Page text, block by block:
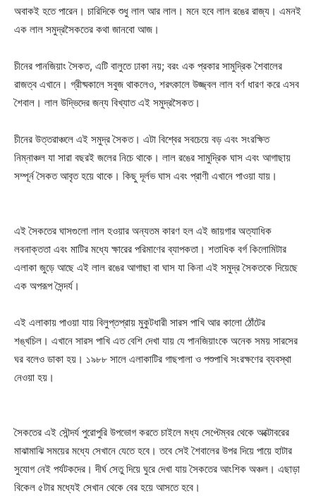
অবাকই হতে পারেন। চারিদিকে শুধু লাল আর লাল। মনে হবে লাল রঙের রাজ্য। এমনই
এক লাল সমুদ্রসৈকতের কথা জানবো আজ।
চীনের পানজিয়াং সৈকত, এটি বালুতে ঢাকা নয়; বরং এক প্রকার সামুদ্রিক শৈবালের
রাজত্ব এখানে। গ্রীষ্মকালে সবুজ থাকলেও, শরৎকালে উজ্জ্বল লাল বর্ণ ধারণ করে এসব
শৈবাল। লাল উদ্ভিদের জন্য বিখ্যাত এই সমুদ্রসৈকত।
চীনের উত্তরাঞ্চলে এই সমুদ্র সৈকত। এটা বিশ্বের সবচেয়ে বড় এবং সংরক্ষিত
নিম্নাঞ্চল যা সারা বছরই জলের নিচে থাকে। লাল রঙের সামুদ্রিক ঘাস এবং আগাছায়
সম্পূর্ন সৈকত আবৃত হয়ে থাকে। কিছু দূর্লভ ঘাস এবং প্রাণী এখানে পাওয়া যায়।
এই সৈকতের ঘাসগুলো লাল হওয়ার অন্যতম কারণ হল এই জায়গার অত্যাধিক
লবনাক্ততা এবং মাটির মধ্যে ক্ষারের পরিমাণের ব্যাপকতা। শতাধিক বর্গ কিলোমিটার
এলাকা জুড়ে আছে এই লাল রঙের আগাছা বা ঘাস যা কিনা এই সমুদ্র সৈকতকে দিয়েছে
এক অপরূপ সৈন্দর্য।
এই এলাকায় পাওয়া যায় বিলুপ্তপ্রায় মুকুটধারী সারস পাখি আর কালো ঠোঁটের
শঙ্খচিল। এখানে সারস পাখি এত বেশি দেখা যায় যে পানজিয়াংকে অনেক সময় সারসের
ঘর বলেও ডাকা হয়। ১৯৮৮ সালে এলাকাটির গাছপালা ও পশুপাখি সংরক্ষণের ব্যবস্থা
নেওয়া হয়।
সৈকতের এই সৌন্দর্য পুরোপুরি উপভোগ করতে চাইলে মধ্য সেপ্টেম্বর থেকে অক্টোবরের
মাঝামাঝি সময়ের মধ্যে সেখানে যেতে হবে। তবে সেই শৈবালের উপর দিয়ে পায়ে হাটার
সুযোগ নেই পর্যটকদের। দীর্ঘ সেতু দিয়ে ঘুরে দেখা যায় সৈকতের আংশিক অঞ্চল। এছাড়া
বিকেল ৫টার মধ্যেই সেখান থেকে বের হয়ে আসতে হবে।